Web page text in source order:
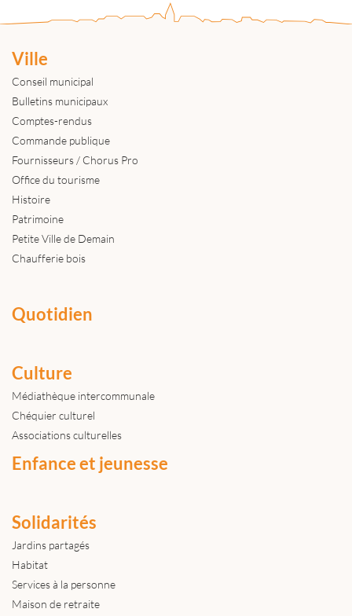
Ville
Conseil municipal
Bulletins municipaux
Comptes-rendus
Commande publique
Fournisseurs / Chorus Pro
Office du tourisme
Histoire
Patrimoine
Petite Ville de Demain
Chaufferie bois
Quotidien
Culture
Médiathèque intercommunale
Chéquier culturel
Associations culturelles
Enfance et jeunesse
Solidarités
Jardins partagés
Habitat
Services à la personne
Maison de retraite